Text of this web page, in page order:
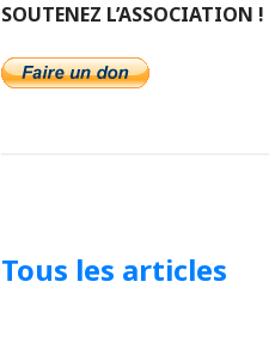
SOUTENEZ L’ASSOCIATION !
Tous les articles